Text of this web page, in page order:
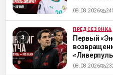
08.08.2026
ML ПРЕДСЕЗОНКА
Первый
08.08.2026